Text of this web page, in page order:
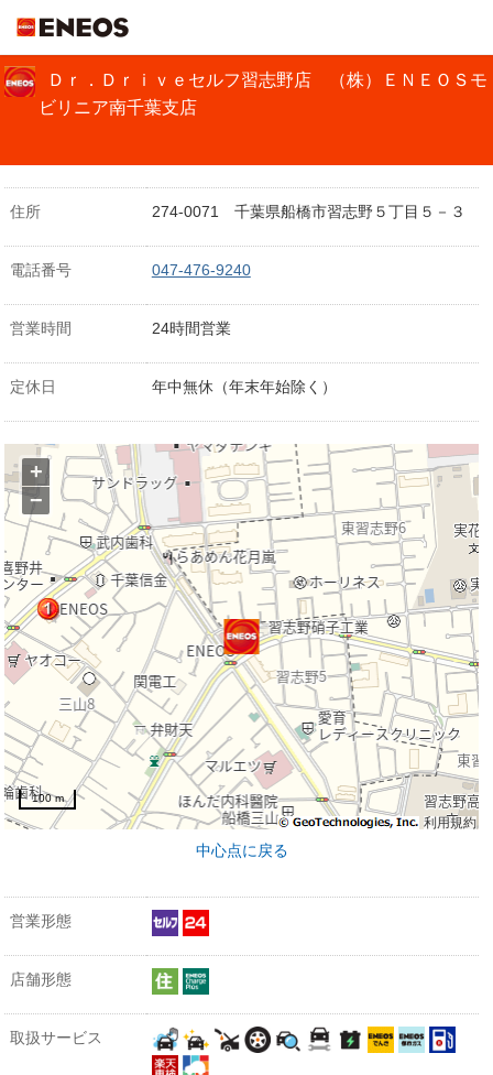
Ｄｒ．Ｄｒｉｖｅセルフ習志野店 （株）ＥＮＥＯＳモ
ビリニア南千葉支店
住所 274-0071 千葉県船橋市習志野５丁目５－３
電話番号 047-476-9240
営業時間 24時間営業
定休日 年中無休（年末年始除く）
利用規約
+
−
100 m
中心点に戻る
営業形態
店舗形態
取扱サービス